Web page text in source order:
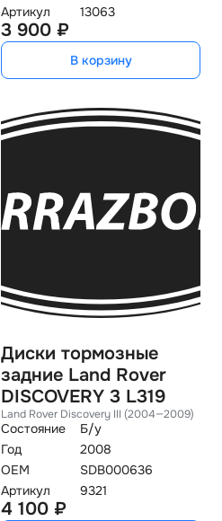
Артикул
13063
3 900 ₽
В корзину
Диски тормозные
задние Land Rover
DISCOVERY 3 L319
Land Rover Discovery III (2004—2009)
Состояние
Б/у
Год
2008
OEM
SDB000636
Артикул
9321
4 100 ₽